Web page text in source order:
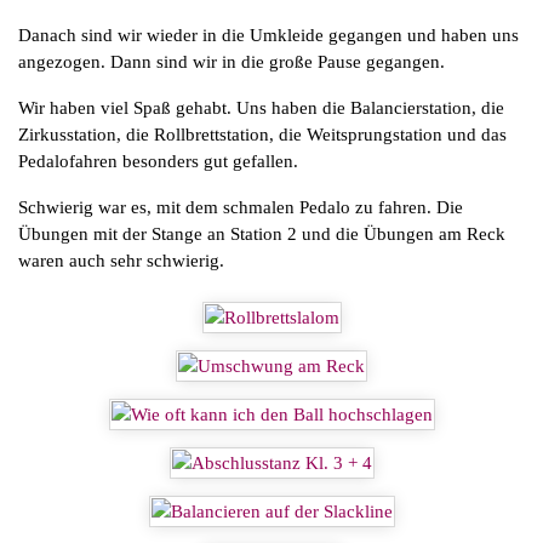
Danach sind wir wieder in die Umkleide gegangen und haben uns
angezogen. Dann sind wir in die große Pause gegangen.
Wir haben viel Spaß gehabt. Uns haben die Balancierstation, die
Zirkusstation, die Rollbrettstation, die Weitsprungstation und das
Pedalofahren besonders gut gefallen.
Schwierig war es, mit dem schmalen Pedalo zu fahren. Die
Übungen mit der Stange an Station 2 und die Übungen am Reck
waren auch sehr schwierig.